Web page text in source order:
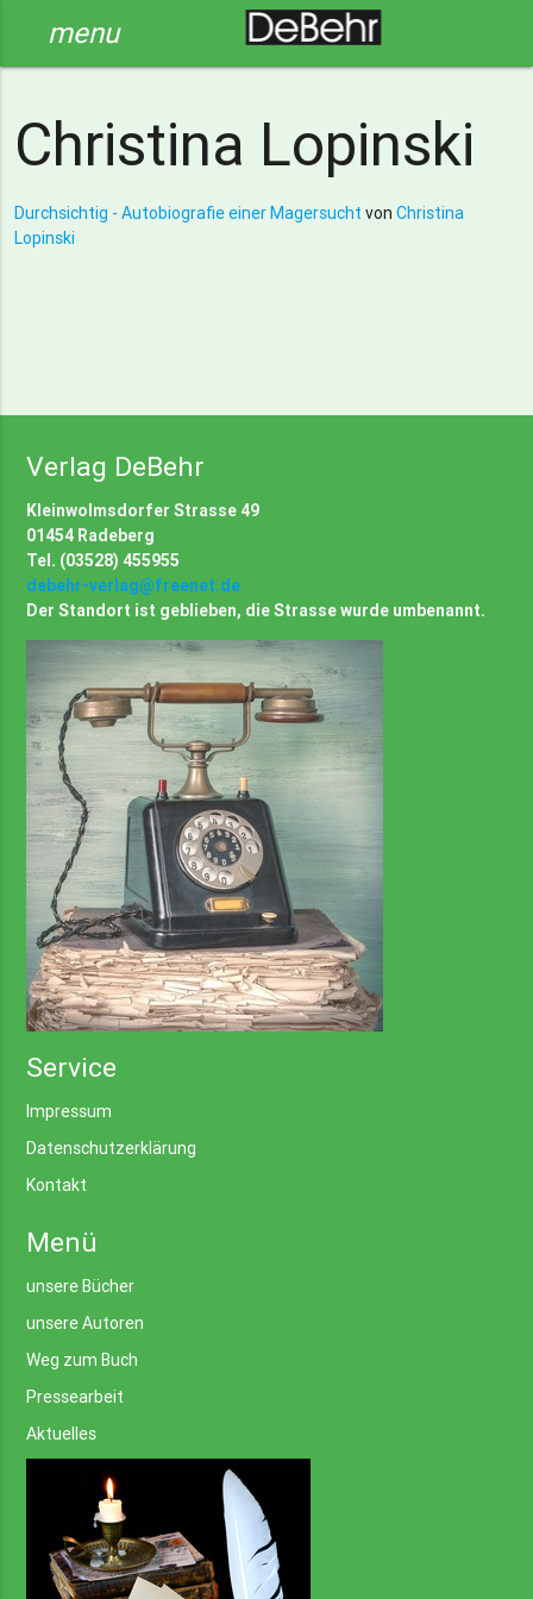
menu
Christina Lopinski
Durchsichtig - Autobiografie einer Magersucht von Christina
Lopinski
Verlag DeBehr
Kleinwolmsdorfer Strasse 49
01454 Radeberg
Tel. (03528) 455955
debehr-verlag@freenet.de
Der Standort ist geblieben, die Strasse wurde umbenannt.
Service
Impressum
Datenschutzerklärung
Kontakt
Menü
unsere Bücher
unsere Autoren
Weg zum Buch
Pressearbeit
Aktuelles